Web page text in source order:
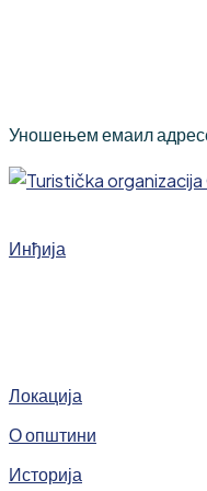
Уношењем емаил
Инђија
Локација
О општини
Историја